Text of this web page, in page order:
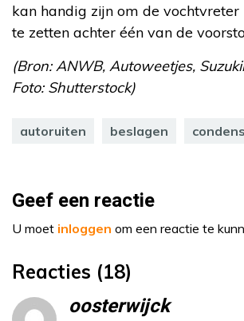
kan handig zijn om de vochtvreter
te zetten achter één van de
(Bron: ANWB, Autoweetjes,
Foto: Shutterstock)
autoruiten beslagen condens
Geef een reactie
U moet inloggen om een reactie te
Reacties (18)
oosterwijck